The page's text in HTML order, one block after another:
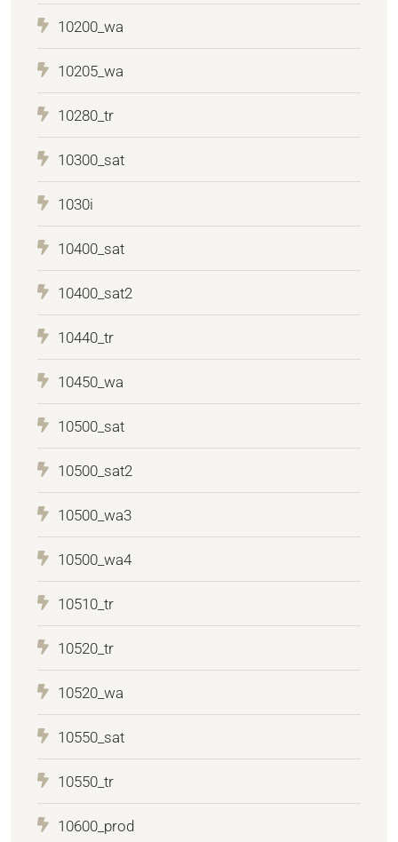
10200_wa
10205_wa
10280_tr
10300_sat
1030i
10400_sat
10400_sat2
10440_tr
10450_wa
10500_sat
10500_sat2
10500_wa3
10500_wa4
10510_tr
10520_tr
10520_wa
10550_sat
10550_tr
10600_prod